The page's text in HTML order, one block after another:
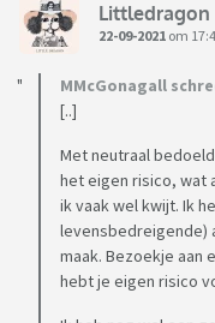
Littledragon
22-09-2021 om
MMcGonagall
[..]
Met neutraal
het eigen risico, wat
ik vaak wel kwijt. Ik
levensbedreigende)
maak. Bezoekje aan
hebt je eigen risico